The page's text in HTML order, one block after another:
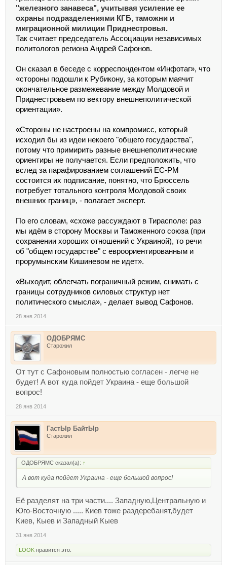
"железного занавеса", учитывая усиление ее
охраны подразделениями КГБ, таможни и
миграционной милиции Приднестровья.
Так считает председатель Ассоциации независимых
политологов региона Андрей Сафонов.
Он сказал в беседе с корреспондентом «Инфотаг», что
«стороны подошли к Рубикону, за которым маячит
окончательное размежевание между Молдовой и
Приднестровьем по вектору внешнеполитической
ориентации».
«Стороны не настроены на компромисс, который
исходил бы из идеи некоего "общего государства",
потому что примирить разные внешнеполитические
ориентиры не получается. Если предположить, что
вслед за парафированием соглашений ЕС-РМ
состоится их подписание, понятно, что Брюссель
потребует тотального контроля Молдовой своих
внешних границ», - полагает эксперт.
По его словам, «схоже рассуждают в Тирасполе: раз
мы идём в сторону Москвы и Таможенного союза (при
сохранении хороших отношений с Украиной), то речи
об "общем государстве" с евроориентированным и
прорумынским Кишиневом не идет».
«Выходит, облегчать пограничный режим, снимать с
границы сотрудников силовых структур нет
политического смысла», - делает вывод Сафонов.
28 янв 2014
ОДОБРЯМС
Старожил
От тут с Сафоновым полностью согласен - легче не
будет! А вот куда пойдет Украина - еще большой
вопрос!
28 янв 2014
ГастЫр БайтЫр
Старожил
ОДОБРЯМС сказал(а): ↑
А вот куда пойдет Украина - еще большой вопрос!
Её разделят на три части.... Западную,Центральную и
Юго-Восточную ..... Киев тоже раздеребанят,будет
Киев, Кыев и Западный Кыев
31 янв 2014
LOOK нравится это.